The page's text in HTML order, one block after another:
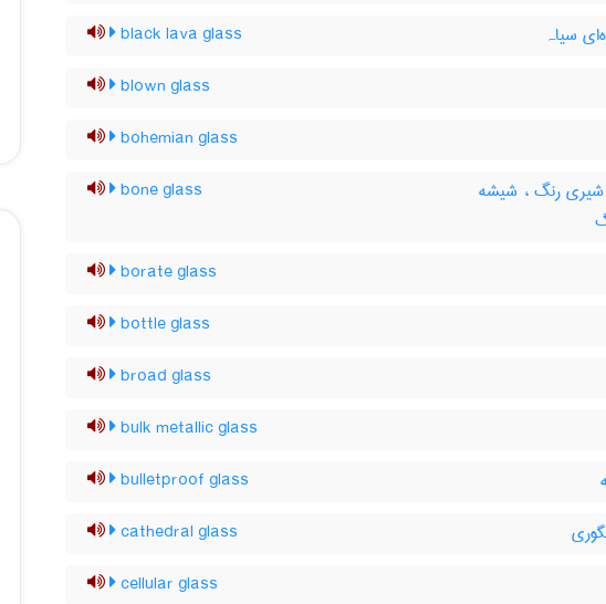
سیاہ black lava glass
blown glass
bohemian glass
رنگ ، شیشه
bone glass
borate glass
bottle glass
broad glass
bulk metallic glass
bulletproof glass
cathedral glass
cellular glass